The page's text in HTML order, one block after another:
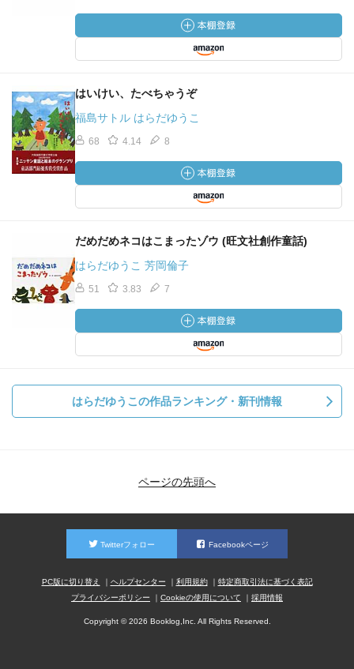
はいけい、たべちゃうぞ
福島サトル はらだゆうこ
68 4.14 8
だめだめネコはこまったゾウ (旺文社創作童話)
はらだゆうこ 芳岡倫子
51 3.83 7
はらだゆうこの作品ランキング・新刊情報
ページの先頭へ
Twitterフォロー Facebookページ
PC版に切り替え ヘルプセンター 利用規約
特定商取引法に基づく表記
プライバシーポリシー
Cookieの使用について 採用情報
Copyright © 2026 Booklog,Inc. All Rights Reserved.